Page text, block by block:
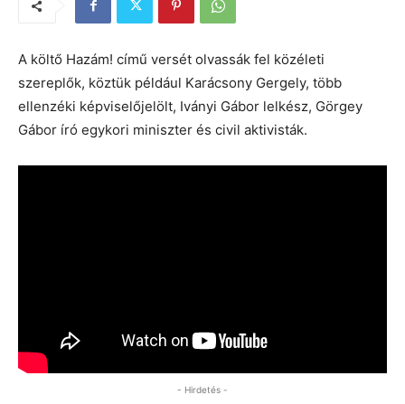
A költő Hazám! című versét olvassák fel közéleti
szereplők, köztük például Karácsony Gergely, több
ellenzéki képviselőjelölt, Iványi Gábor lelkész, Görgey
Gábor író egykori miniszter és civil aktivisták.
- Hirdetés -